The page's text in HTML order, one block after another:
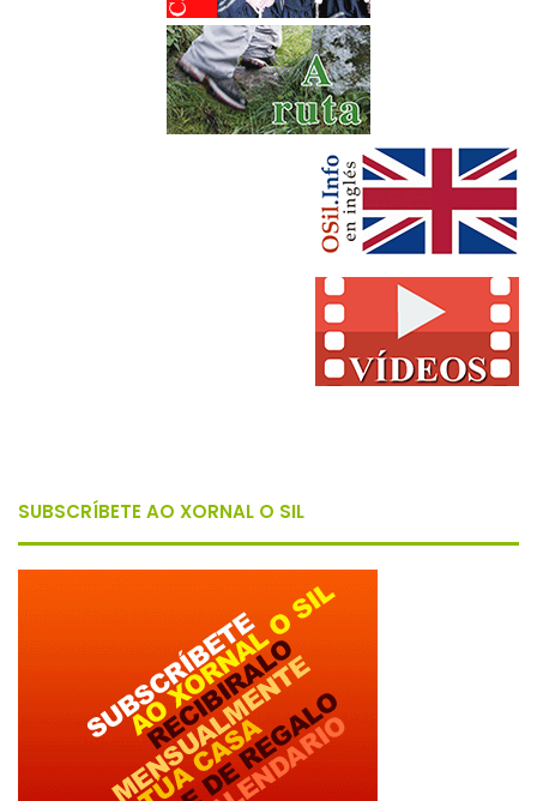
SUBSCRÍBETE AO XORNAL O SIL